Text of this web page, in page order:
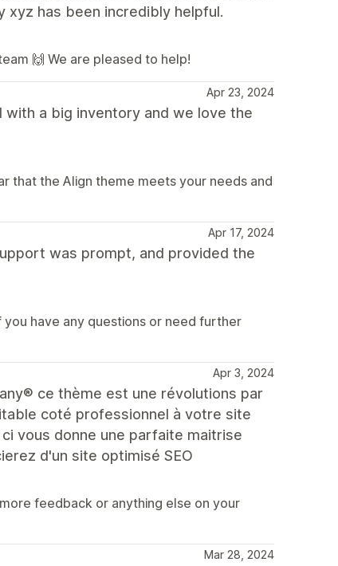
xyz has been incredibly helpful.
🙌 We are pleased to help!
Apr 23, 2024
a big inventory and we love the
that the Align theme meets your needs and
Apr 17, 2024
was prompt, and provided the
have any questions or need further
Apr 3, 2024
ce thème est une révolutions par
coté professionnel à votre site
vous donne une parfaite maitrise
d'un site optimisé SEO
feedback or anything else on your
Mar 28, 2024